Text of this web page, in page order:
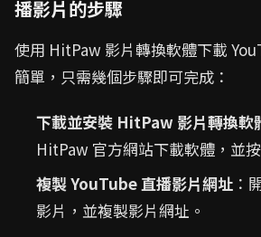
播影片的步驟
使用 HitPaw 影片轉換軟體下載
簡單，只需幾個步驟即可完成：
下載並安裝 HitPaw 影片轉換軟
HitPaw 官方網站下載軟體，並
複製 YouTube 直播影片網址 ：
影片，並複製影片網址。